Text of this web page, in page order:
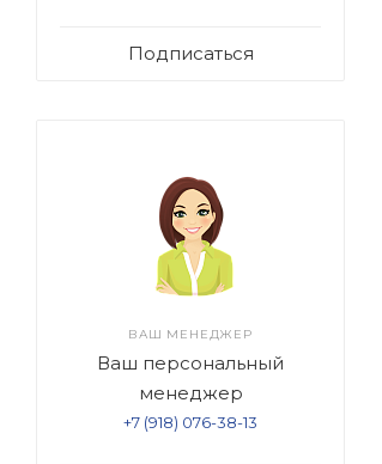
Подписаться
ВАШ МЕНЕДЖЕР
Ваш персональный
менеджер
+7 (918) 076-38-13